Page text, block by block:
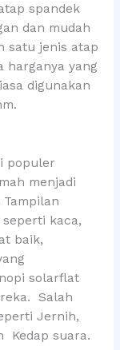
spandek
dan mudah
satu jenis atap
harganya yang
digunakan
populer
menjadi
kaca,
baik,
solarflat
Salah
Jernih,
Kedap suara.